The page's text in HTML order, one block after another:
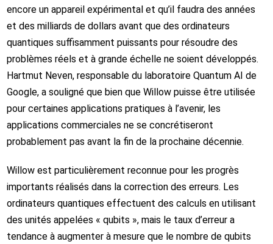
encore un appareil expérimental et qu’il faudra des années
et des milliards de dollars avant que des ordinateurs
quantiques suffisamment puissants pour résoudre des
problèmes réels et à grande échelle ne soient développés.
Hartmut Neven, responsable du laboratoire Quantum AI de
Google, a souligné que bien que Willow puisse être utilisée
pour certaines applications pratiques à l’avenir, les
applications commerciales ne se concrétiseront
probablement pas avant la fin de la prochaine décennie.
Willow est particulièrement reconnue pour les progrès
importants réalisés dans la correction des erreurs. Les
ordinateurs quantiques effectuent des calculs en utilisant
des unités appelées « qubits », mais le taux d’erreur a
tendance à augmenter à mesure que le nombre de qubits